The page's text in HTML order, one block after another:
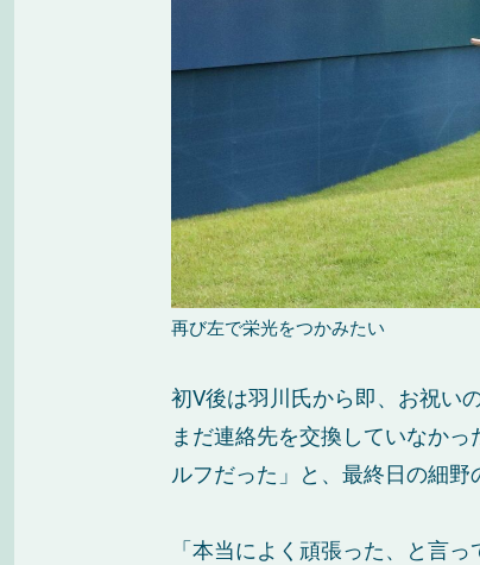
再び左で栄光をつかみたい
初V後は羽川氏から即、お祝い
まだ連絡先を交換していなか
ルフだった」と、最終日の細野
「本当によく頑張った、と言